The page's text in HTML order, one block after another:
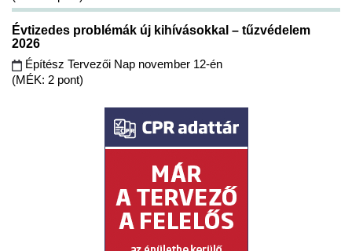
Évtizedes problémák új kihívásokkal – tűzvédelem
2026
Építész Tervezői Nap november 12-én
(MÉK: 2 pont)